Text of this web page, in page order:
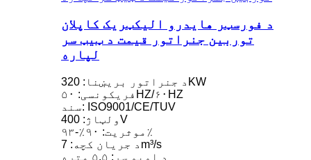
د فورسټر هایدرو الیکټریک کاپلان
توربین جنراتور قیمت د ټیټ سر
لپاره
د جنراتور بریښنا: 320KW
فریکونسی: ۵۰HZ/۶۰HZ
سند: ISO9001/CE/TUV
ولټاژ: 400V
موثریت: ۹۰٪-۹۳٪
د جریان کچه: 7m³/s
د اوبو سر: ۵.۵ متره